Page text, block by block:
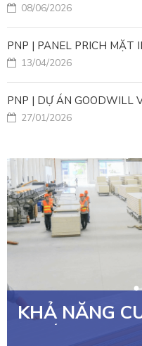
08/06/2026
13/04/2026
27/01/2026
KHẢ NĂNG